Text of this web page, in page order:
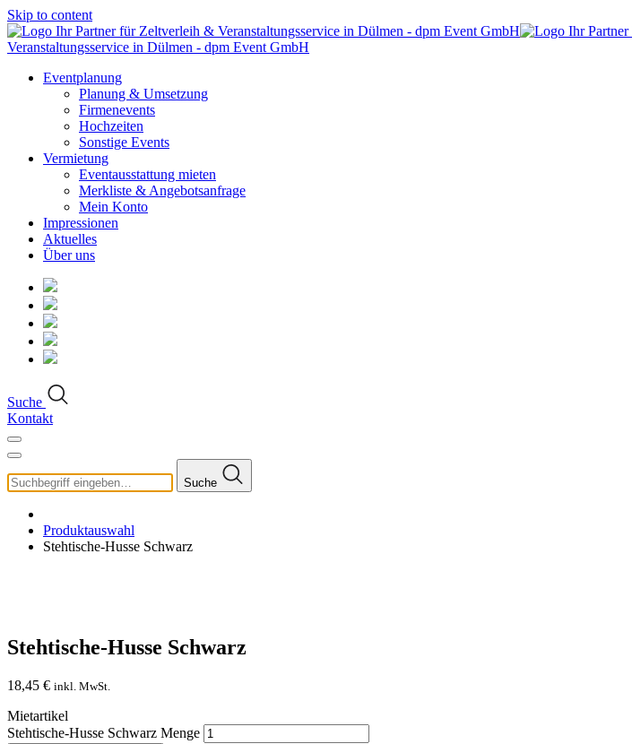
Skip to content
Veranstaltungsservice in Dülmen - dpm Event GmbH
Eventplanung
Planung & Umsetzung
Firmenevents
Hochzeiten
Sonstige Events
Vermietung
Eventausstattung mieten
Merkliste & Angebotsanfrage
Mein Konto
Impressionen
Aktuelles
Über uns
Suche
Kontakt
Suche
Produktauswahl
Stehtische-Husse Schwarz
Stehtische-Husse Schwarz
18,45 € inkl. MwSt.
Mietartikel
Stehtische-Husse Schwarz Menge